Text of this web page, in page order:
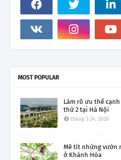
MOST POPULAR
Làm rõ ưu thế
thứ 2 tại Hà Nội
tháng 3 24, 2026
Mê tít những vườn
ở Khánh Hòa